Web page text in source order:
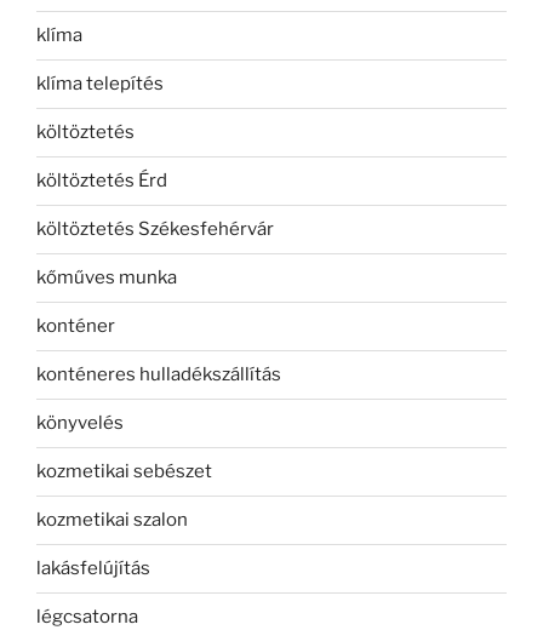
klíma
klíma telepítés
költöztetés
költöztetés Érd
költöztetés Székesfehérvár
kőműves munka
konténer
konténeres hulladékszállítás
könyvelés
kozmetikai sebészet
kozmetikai szalon
lakásfelújítás
légcsatorna